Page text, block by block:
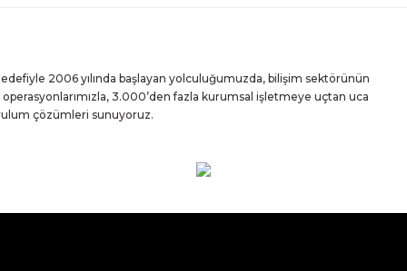
2006 yılında başlayan yolculuğumuzda, bilişim sektörünün
3.000’den fazla kurumsal işletmeye uçtan uca
çözümleri sunuyoruz.